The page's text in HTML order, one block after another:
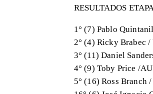
RESULTADOS
1° (7) Pablo
2° (4) Ricky Brabec /
3° (11) Daniel
4° (9) Toby Price /
5° (16) Ross Branch